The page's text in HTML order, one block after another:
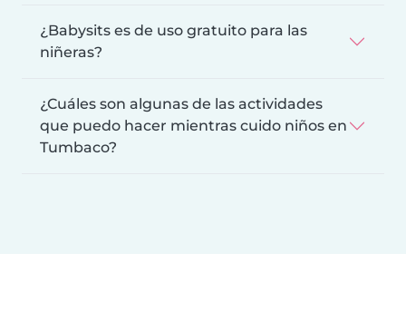
¿Babysits es de uso gratuito para las
niñeras?
¿Cuáles son algunas de las actividades
que puedo hacer mientras cuido niños en
Tumbaco?